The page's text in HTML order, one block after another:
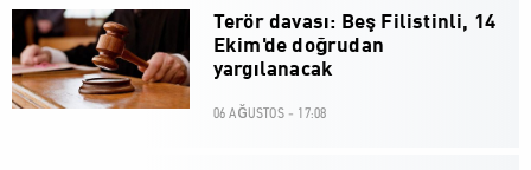
Terör davası: Beş Filistinli, 14
Ekim'de doğrudan
yargılanacak
06 AĞUSTOS - 17:08